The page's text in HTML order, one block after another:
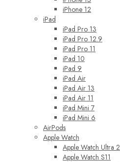
iPhone 12
iPad
iPad Pro 13
iPad Pro 12.9
iPad Pro 11
iPad 10
iPad 9
iPad Air
iPad Air 13
iPad Air 11
iPad Mini 7
iPad Mini 6
AirPods
Apple Watch
Apple Watch Ultra 2
Apple Watch S11